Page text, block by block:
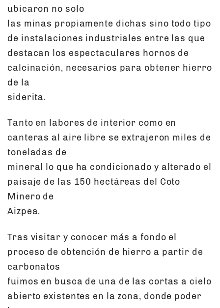
ubicaron no solo
las minas propiamente dichas sino todo tipo
de instalaciones industriales entre las que
destacan los espectaculares hornos de
calcinación, necesarios para obtener hierro
de la
siderita.
Tanto en labores de interior como en
canteras al aire libre se extrajeron miles de
toneladas de
mineral lo que ha condicionado y alterado el
paisaje de las 150 hectáreas del Coto
Minero de
Aizpea.
Tras visitar y conocer más a fondo el
proceso de obtención de hierro a partir de
carbonatos
fuimos en busca de una de las cortas a cielo
abierto existentes en la zona, donde poder